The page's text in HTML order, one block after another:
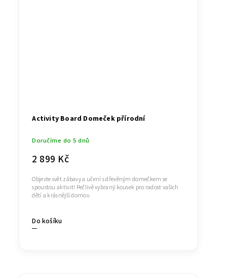
Activity Board Domeček přírodní
Doručíme do 5 dnů
2 899 Kč
Do košíku
Objevte svět zábavy a učení s dřevěným domečkem se
spoustou aktivit! Pečlivě vybraný kousek pro radost vašich
dětí a krásnější domov.